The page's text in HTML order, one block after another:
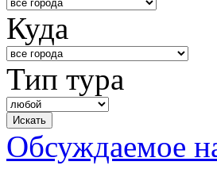
Куда
Тип тура
Обсуждаемое